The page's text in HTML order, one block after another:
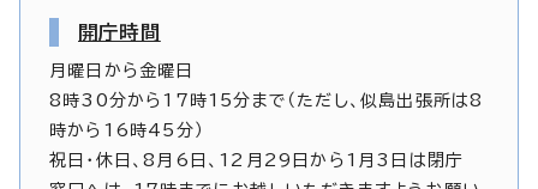
開庁時間
月曜日から金曜日
8時30分から17時15分まで（ただし、似島出張所は8
時から16時45分）
祝日・休日、8月6日、12月29日から1月3日は閉庁